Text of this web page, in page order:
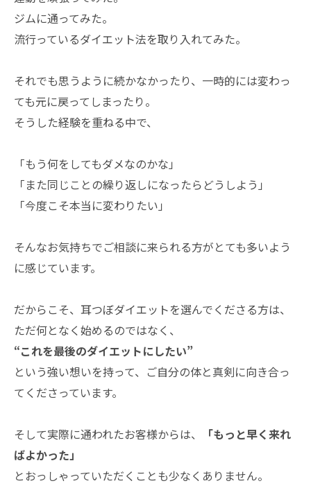
ジムに通ってみた。
流行っているダイエット法を取り入れてみた。
それでも思うように続かなかったり、一時的には変わっ
ても元に戻ってしまったり。
そうした経験を重ねる中で、
「もう何をしてもダメなのかな」
「また同じことの繰り返しになったらどうしよう」
「今度こそ本当に変わりたい」
そんなお気持ちでご相談に来られる方がとても多いよう
に感じています。
だからこそ、耳つぼダイエットを選んでくださる方は、
ただ何となく始めるのではなく、
“これを最後のダイエットにしたい”
という強い想いを持って、ご自分の体と真剣に向き合っ
てくださっています。
そして実際に通われたお客様からは、
「もっと早く来れ
ばよかった」
とおっしゃっていただくことも少なくありません。